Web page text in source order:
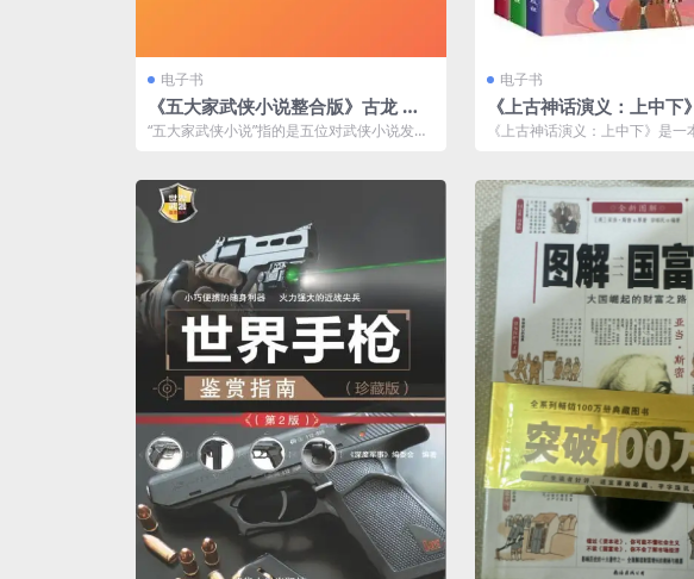
电子书
《五大家武侠小说整合版》古龙 黄
易 金庸 梁羽生 温瑞安[txt]
“五大家武侠小说”指的是五位对武侠小说发展
电子书
《上古神话演义：上中下
的神话故事[pdf]
《上古神话演义：上中下》是一